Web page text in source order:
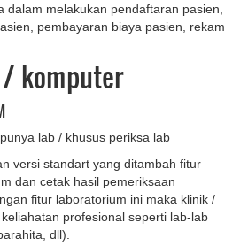
dalam melakukan pendaftaran pasien,
pembayaran biaya pasien, rekam
komputer
lab / khusus periksa lab
versi standart yang ditambah fitur
dan cetak hasil pemeriksaan
fitur laboratorium ini maka klinik /
profesional seperti lab-lab
dll).